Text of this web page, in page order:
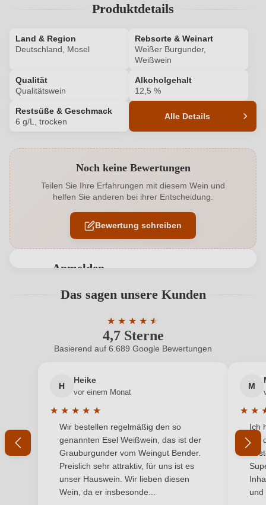
Produktdetails
Land & Region
Deutschland, Mosel
Rebsorte & Weinart
Weißer Burgunder,
Weißwein
Qualität
Qualitätswein
Alkoholgehalt
12,5 %
Restsüße & Geschmack
6 g/L, trocken
Alle Details
Alkoholgehalt in % 12,5 %
Allergene Enthält Sulfite
Ausbau Edelstahltank
Zeltingen-Rachtig / Mosel, Deutschland
Passt zu Pasta, Spargel, Weißes Fleisch
Qualität Qualitätswein
Weißer Burgunder
Noch keine Bewertungen
Teilen Sie Ihre Erfahrungen mit diesem Wein und
helfen Sie anderen bei ihrer Entscheidung.
Bewertung schreiben
Anmelden
Benutzern abgegeben werden. Bitte loggen Sie sich
Neuer Kunde? Neuer Kunde?
Ihre E-Mail-Adresse
Ihr Passwort
Ich habe mein Passwort vergessen
Das sagen unsere Kunden
4,7 Sterne
★ ★ ★ ★ ★
★
Durchschnittliche Bewertung von 4.7
Basierend auf 6.689 Google Bewertungen
H
Heike
vor einem Monat
★ ★ ★ ★ ★
Durchschnittliche Bewertung von 5 von 5 Sternen
Wir bestellen regelmäßig den so
genannten Esel Weißwein, das ist der
Grauburgunder vom Weingut Bender.
Preislich sehr attraktiv, für uns ist es
unser Hauswein. Wir lieben diesen
Wein, da er insbesonde...
M
★ ★
Ich
mit
und